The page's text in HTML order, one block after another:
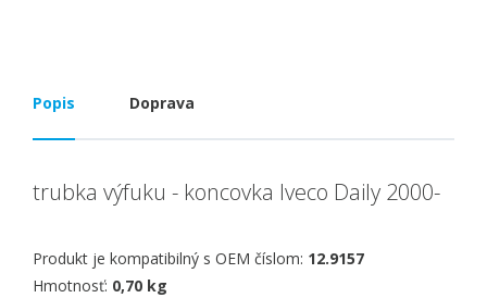
Popis Doprava
trubka výfuku - koncovka Iveco Daily 2000-
Produkt je kompatibilný s OEM číslom: 12.9157
Hmotnosť: 0,70 kg